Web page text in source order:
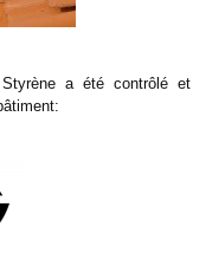
Styrène a été contrôlé et